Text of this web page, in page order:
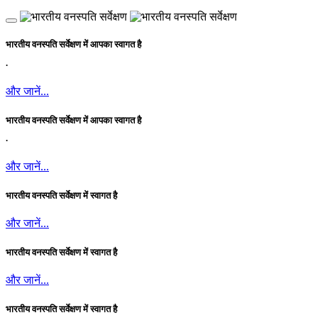
भारतीय वनस्पति सर्वेक्षण में आपका स्वागत है
.
और जानें...
भारतीय वनस्पति सर्वेक्षण में आपका स्वागत है
.
और जानें...
भारतीय वनस्पति सर्वेक्षण में स्वागत है
और जानें...
भारतीय वनस्पति सर्वेक्षण में स्वागत है
और जानें...
भारतीय वनस्पति सर्वेक्षण में स्वागत है